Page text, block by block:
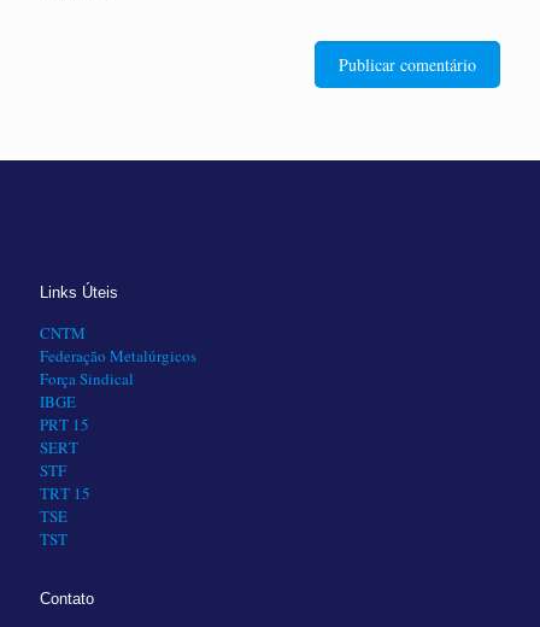
Links Úteis
CNTM
Federação Metalúrgicos
Força Sindical
IBGE
PRT 15
SERT
STF
TRT 15
TSE
TST
Contato